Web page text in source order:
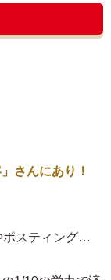
さんにあり！
ポスティング…